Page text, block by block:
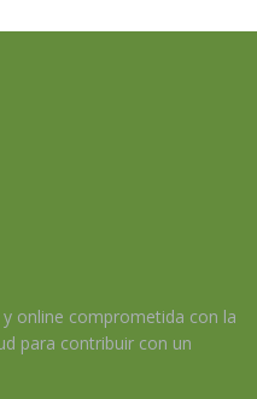
online comprometida con la
para contribuir con un